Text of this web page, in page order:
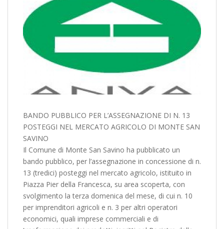
BANDO PUBBLICO PER L’ASSEGNAZIONE DI N. 13
POSTEGGI NEL MERCATO AGRICOLO DI MONTE SAN
SAVINO
Il Comune di Monte San Savino ha pubblicato un
bando pubblico, per l’assegnazione in concessione di n.
13 (tredici) posteggi nel mercato agricolo, istituito in
Piazza Pier della Francesca, su area scoperta, con
svolgimento la terza domenica del mese, di cui n. 10
per imprenditori agricoli e n. 3 per altri operatori
economici, quali imprese commerciali e di